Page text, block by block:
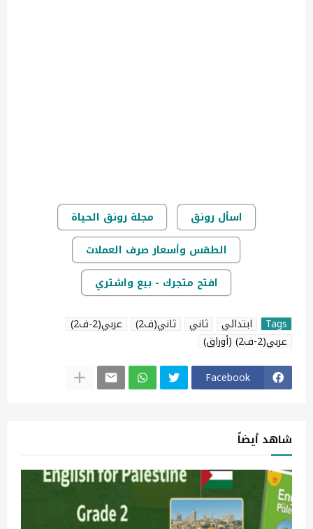
اسأل رونق
مجلة رونق الحياة
الطقس وأسعار صرف العملات
افتح متجرك - بيع واشتري
Tags ابتدائي ثاني ثاني(ف2)
عربي(2-ف2)
عربي(2-ف2) (أوراق)
Facebook
شاهد أيضاً